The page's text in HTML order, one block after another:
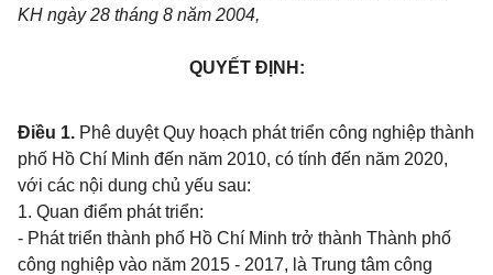
KH ngày 28 tháng 8 năm 2004,
QUYẾT ĐỊNH:
Điều 1. Phê duyệt Quy hoạch phát triển công nghiệp thành
phố Hồ Chí Minh đến năm 2010, có tính đến năm 2020,
với các nội dung chủ yếu sau:
1. Quan điểm phát triển:
- Phát triển thành phố Hồ Chí Minh trở thành Thành phố
công nghiệp vào năm 2015 - 2017, là Trung tâm công